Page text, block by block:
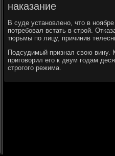
наказание
В суде установлено, что в
потребовал встать в строй.
тюрьмы по лицу, причинив
Подсудимый признал свою вину.
приговорил его к двум годам
строгого режима.